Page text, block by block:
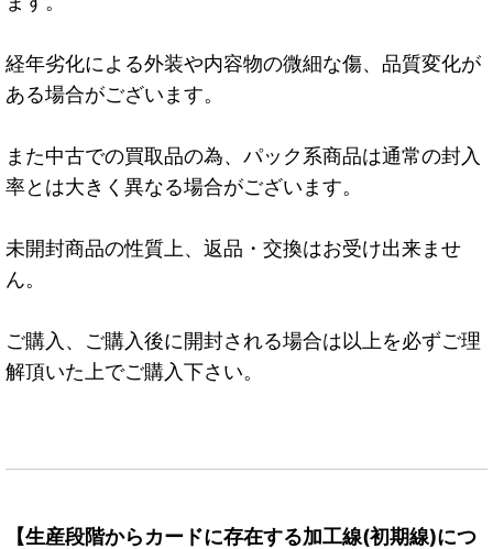
経年劣化による外装や内容物の微細な傷、品質変化が
ある場合がございます。
また中古での買取品の為、パック系商品は通常の封入
率とは大きく異なる場合がございます。
未開封商品の性質上、返品・交換はお受け出来ませ
ん。
ご購入、ご購入後に開封される場合は以上を必ずご理
解頂いた上でご購入下さい。
【生産段階からカードに存在する加工線(初期線)につ